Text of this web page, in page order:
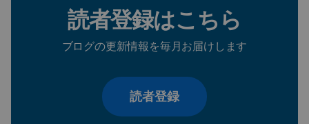
読者登録はこちら
ブログの更新情報を毎月お届けします
読者登録